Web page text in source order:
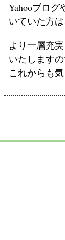
Yahooブロ
いていた方
より一層充
いたしますの
これからも